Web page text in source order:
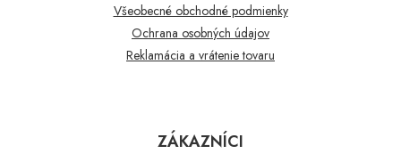
Všeobecné obchodné podmienky
Ochrana osobných údajov
Reklamácia a vrátenie tovaru
ZÁKAZNÍCI